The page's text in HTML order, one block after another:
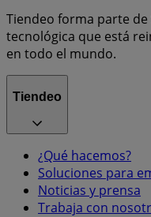
Tiendeo forma parte
tecnológica que está
en todo el mundo.
Tiendeo
¿Qué hacemos?
Soluciones para
Noticias y prensa
Trabaja con